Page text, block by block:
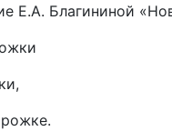
Е.А. Благининой